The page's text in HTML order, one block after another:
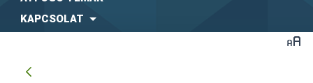
KAPCSOLAT